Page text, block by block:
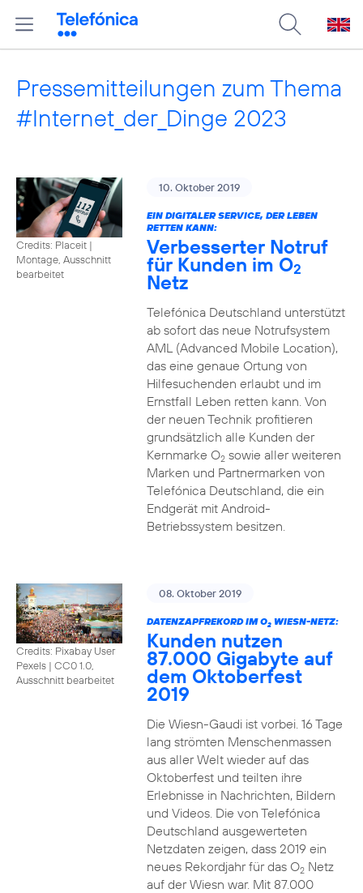
Pressemitteilungen zum Thema
#Internet_der_Dinge 2023
Credits: Placeit |
Montage, Ausschnitt
bearbeitet
10. Oktober 2019
EIN DIGITALER SERVICE, DER LEBEN
RETTEN KANN:
Verbesserter Notruf
für Kunden im O2
Netz
Telefónica Deutschland unterstützt
ab sofort das neue Notrufsystem
AML (Advanced Mobile Location),
das eine genaue Ortung von
Hilfesuchenden erlaubt und im
Ernstfall Leben retten kann. Von
der neuen Technik profitieren
grundsätzlich alle Kunden der
Kernmarke O2sowie aller weiteren
Marken und Partnermarken von
Telefónica Deutschland, die ein
Endgerät mit Android-
Betriebssystem besitzen.
Credits: Pixabay User
Pexels | CC0 1.0,
Ausschnitt bearbeitet
08. Oktober 2019
DATENZAPFREKORD IM O2WIESN-NETZ:
Kunden nutzen
87.000 Gigabyte auf
dem Oktoberfest
2019
Die Wiesn-Gaudi ist vorbei. 16 Tage
lang strömten Menschenmassen
aus aller Welt wieder auf das
Oktoberfest und teilten ihre
Erlebnisse in Nachrichten, Bildern
und Videos. Die von Telefónica
Deutschland ausgewerteten
Netzdaten zeigen, dass 2019 ein
neues Rekordjahr für das O2Netz
auf der Wiesn war. Mit 87.000